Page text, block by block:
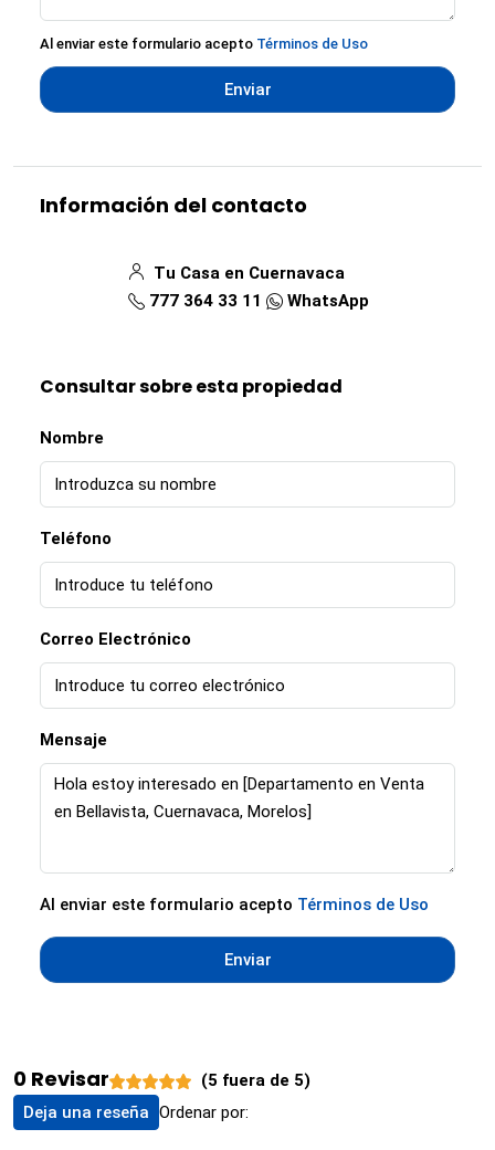
Al enviar este formulario acepto Términos de Uso
Enviar
Información del contacto
Tu Casa en Cuernavaca
777 364 33 11
WhatsApp
Consultar sobre esta propiedad
Nombre
Teléfono
Correo Electrónico
Mensaje
Al enviar este formulario acepto Términos de Uso
Enviar
0 Revisar (5 fuera de 5)
Ordenar por:
Deja una reseña